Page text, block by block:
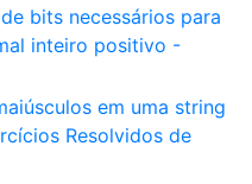
bits necessários para
inteiro positivo -
em uma string
Resolvidos de